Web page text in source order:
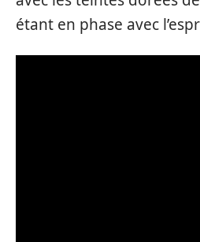
étant en phase avec